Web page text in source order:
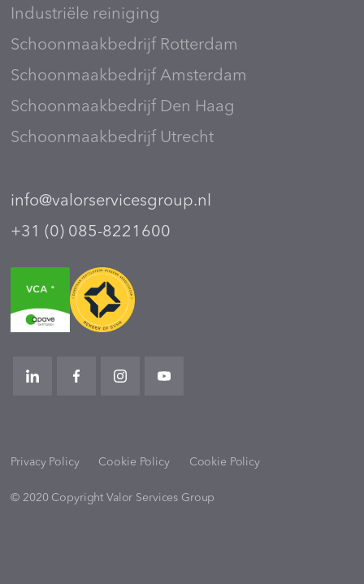
Industriële reiniging
Schoonmaakbedrijf Rotterdam
Schoonmaakbedrijf Amsterdam
Schoonmaakbedrijf Den Haag
Schoonmaakbedrijf Utrecht
info@valorservicesgroup.nl
+31 (0) 085-8221600
Privacy Policy Cookie Policy Cookie Policy
© 2020 Copyright Valor Services Group